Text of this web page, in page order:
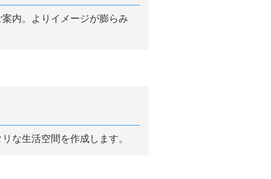
内。よりイメージが膨らみ
な生活空間を作成します。